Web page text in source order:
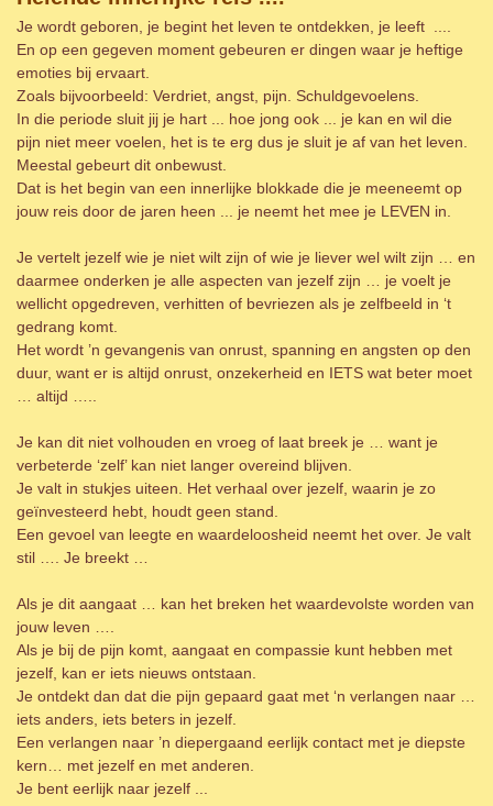
Je wordt geboren, je begint het leven te ontdekken, je leeft ....
En op een gegeven moment gebeuren er dingen waar je heftige
emoties bij ervaart.
Zoals bijvoorbeeld: Verdriet, angst, pijn. Schuldgevoelens.
In die periode sluit jij je hart ... hoe jong ook ... je kan en wil die
pijn niet meer voelen, het is te erg dus je sluit je af van het leven.
Meestal gebeurt dit onbewust.
Dat is het begin van een innerlijke blokkade die je meeneemt op
jouw reis door de jaren heen ... je neemt het mee je LEVEN in.
Je vertelt jezelf wie je niet wilt zijn of wie je liever wel wilt zijn … en
daarmee onderken je alle aspecten van jezelf zijn … je voelt je
wellicht opgedreven, verhitten of bevriezen als je zelfbeeld in ‘t
gedrang komt.
Het wordt ’n gevangenis van onrust, spanning en angsten op den
duur, want er is altijd onrust, onzekerheid en IETS wat beter moet
… altijd …..
Je kan dit niet volhouden en vroeg of laat breek je … want je
verbeterde ‘zelf’ kan niet langer overeind blijven.
Je valt in stukjes uiteen. Het verhaal over jezelf, waarin je zo
geïnvesteerd hebt, houdt geen stand.
Een gevoel van leegte en waardeloosheid neemt het over. Je valt
stil …. Je breekt …
Als je dit aangaat … kan het breken het waardevolste worden van
jouw leven ….
Als je bij de pijn komt, aangaat en compassie kunt hebben met
jezelf, kan er iets nieuws ontstaan.
Je ontdekt dan dat die pijn gepaard gaat met ‘n verlangen naar …
iets anders, iets beters in jezelf.
Een verlangen naar ’n diepergaand eerlijk contact met je diepste
kern… met jezelf en met anderen.
Je bent eerlijk naar jezelf ...